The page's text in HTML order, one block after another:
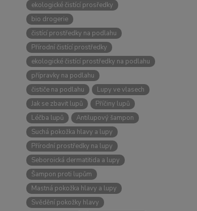
ekologické čistící prosředky
bio drogerie
čistící prostředky na podlahu
Přírodní čistící prostředky
ekologické čistící prostředky na podlahu
přípravky na podlahu
čističe na podlahu
Lupy ve vlasech
Jak se zbavit lupů
Příčiny lupů
Léčba lupů
Antilupový šampon
Suchá pokožka hlavy a lupy
Přírodní prostředky na lupy
Seboroická dermatitida a lupy
Šampon proti lupům
Mastná pokožka hlavy a lupy
Svědění pokožky hlavy